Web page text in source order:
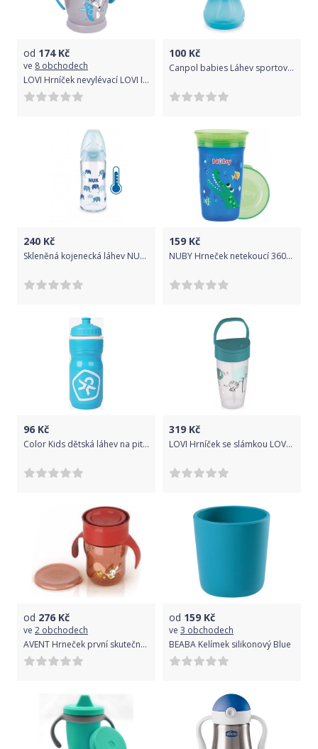
od 174Kč
ve 8 obchodech
LOVI Hrníček nevylévací LOVI INDIAN SUMMER modrý 250ml 12m+
100 Kč
Canpol babies Láhev sportovní se slámkou malá 270 ml modrá
240 Kč
Skleněná kojenecká láhev NUK FC s kontrolou teploty 240 ml modrá, Modrá
159 Kč
NUBY Hrneček netekoucí 360° 300ml, 6 m+ modrá/zelená
96 Kč
Color Kids dětská láhev na pití CK104051 - 1146
319 Kč
LOVI Hrníček se slámkou LOVELY ACTIVE 350 ml kluk
od 276 Kč
ve 2 obchodech
AVENT Hrneček první skutečný 260 ml - chlapec
od 159 Kč
ve 3 obchodech
BEABA Kelímek silikonový Blue